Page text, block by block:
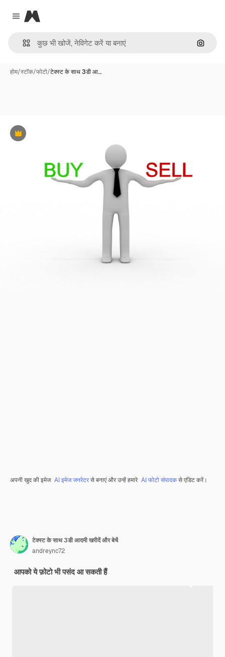
Close menu
Magnific
इमेज से
होम/स्टॉक/फोटो/टेक्स्ट के साथ 3डी आ…
Premium
अपनी खुद की इमेज AI इमेज जनरेटरसे बनाएं और उन्हें हमारे AI फोटो संपादकसे एडिट करें।
टेक्स्ट के साथ 3डी आदमी खरीदें और बेचें
andreync72
आपको ये फ़ोटो भी पसंद आ सकती हैं